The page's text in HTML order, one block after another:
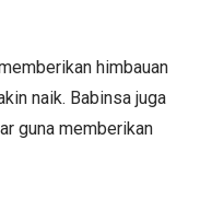
himbauan
naik. Babinsa juga
guna memberikan